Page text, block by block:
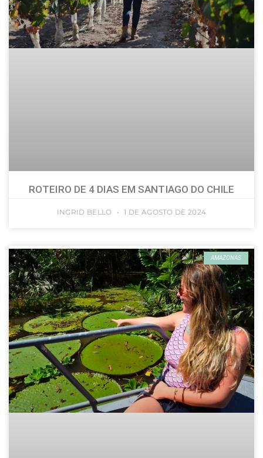
ROTEIRO DE 4 DIAS EM SANTIAGO DO CHILE
INGRID BELLO 1 DE AGOSTO DE 2024
AMAZONAS